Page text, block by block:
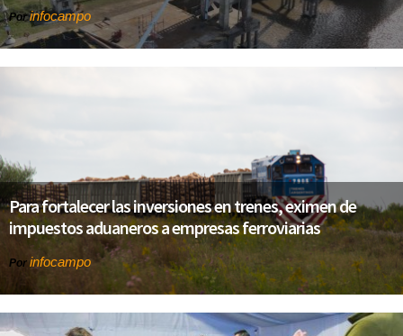
Porinfocampo
Para fortalecer las inversiones en trenes, eximen de
impuestos aduaneros a empresas ferroviarias
Por infocampo